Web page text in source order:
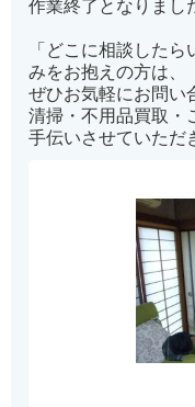
作業終了となりまし
「どこに相談した
みをお抱えの方は、
ぜひお気軽にお問い
清掃・不用品買取・
手伝いさせていただ